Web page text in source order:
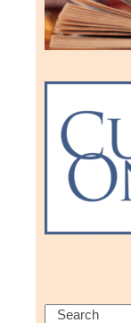
Search